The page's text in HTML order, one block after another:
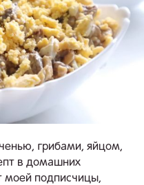
грибами, яйцом,
в домашних
моей подписчицы,